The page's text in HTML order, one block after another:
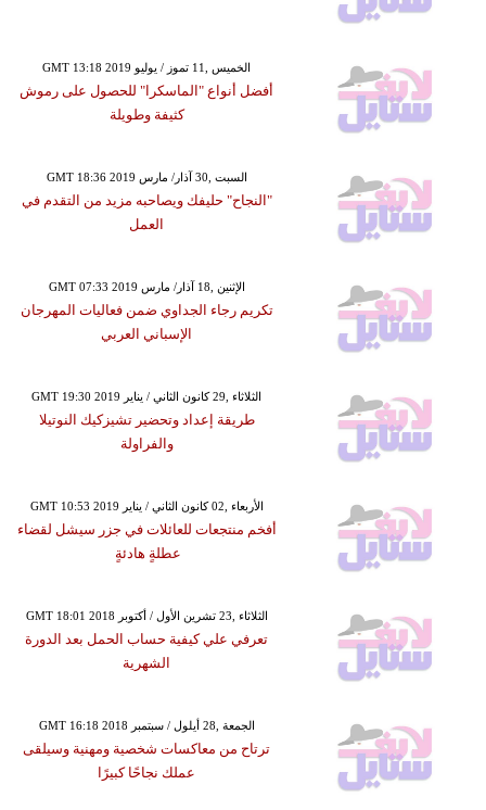
GMT 13:18 2019 الخميس ,11 تموز / يوليو
أفضل أنواع "الماسكرا" للحصول على رموش
كثيفة وطويلة
GMT 18:36 2019 السبت ,30 آذار/ مارس
"النجاح" حليفك ويصاحبه مزيد من التقدم في
العمل
GMT 07:33 2019 الإثنين ,18 آذار/ مارس
تكريم رجاء الجداوي ضمن فعاليات المهرجان
الإسباني العربي
GMT 19:30 2019 الثلاثاء ,29 كانون الثاني / يناير
طريقة إعداد وتحضير تشيزكيك النوتيلا
والفراولة
GMT 10:53 2019 الأربعاء ,02 كانون الثاني / يناير
أفخم منتجعات للعائلات في جزر سيشل لقضاء
عطلةٍ هادئةٍ
GMT 18:01 2018 الثلاثاء ,23 تشرين الأول / أكتوبر
تعرفي علي كيفية حساب الحمل بعد الدورة
الشهرية
GMT 16:18 2018 الجمعة ,28 أيلول / سبتمبر
ترتاح من معاكسات شخصية ومهنية وسيلقى
عملك نجاحًا كبيرًا